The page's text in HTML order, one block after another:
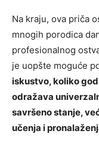
Na kraju, ova priča
mnogih porodica
profesionalnog
je uopšte moguće
iskustvo, koliko
odražava
savršeno stanje,
učenja i